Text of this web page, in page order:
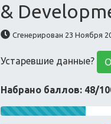
&
Сгенерирован 23 Ноября
Устаревшие данные?
Набрано баллов: 48/